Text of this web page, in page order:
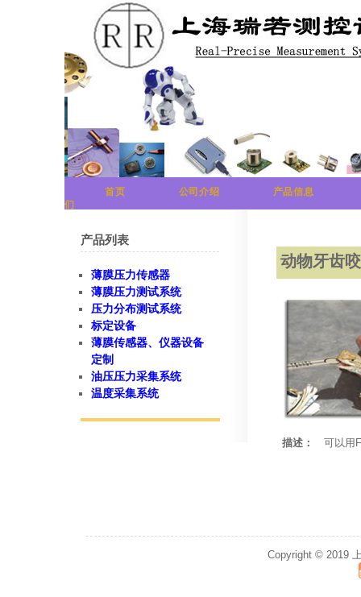
首页 公司介绍
产品信息
们
动物牙齿
描述： 可以用
产品列表
薄膜压力传感器
薄膜压力测试系统
压力分布测试系统
标定设备
薄膜传感器、仪器设备
定制
油压压力采集系统
温度采集系统
Copyright © 2019